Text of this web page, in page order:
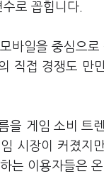
로 꼽힙니다.
바일을 중심으
직접 경쟁도 만
을 게임 소비 트
시장이 커졌지
이용자들은